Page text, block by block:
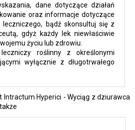
dane dotyczące działań
oraz informacje dotyczące
bądź skonsultuj się z
gdyż każdy lek niewłaściwie
życiu lub zdrowiu.
roślinny z określonymi
wyłącznie z długotrwałego
Intractum Hyperici - Wyciąg z dziurawca